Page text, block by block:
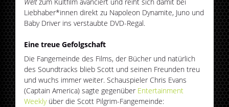
Liebhaber*innen direkt zu Napoleon Dynamite, Juno und
Baby Driver ins verstaubte DVD-Regal.
Eine treue Gefolgschaft
Die Fangemeinde des Films, der Bücher und natürlich
des Soundtracks blieb Scott und seinen Freunden treu
und wuchs immer weiter. Schauspieler Chris Evans
(Captain America) sagte gegenüber Entertainment
Weeklyüber die Scott Pilgrim-Fangemeinde: